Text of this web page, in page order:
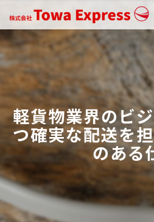
軽貨物業界のビ
つ確実な配送を
のある